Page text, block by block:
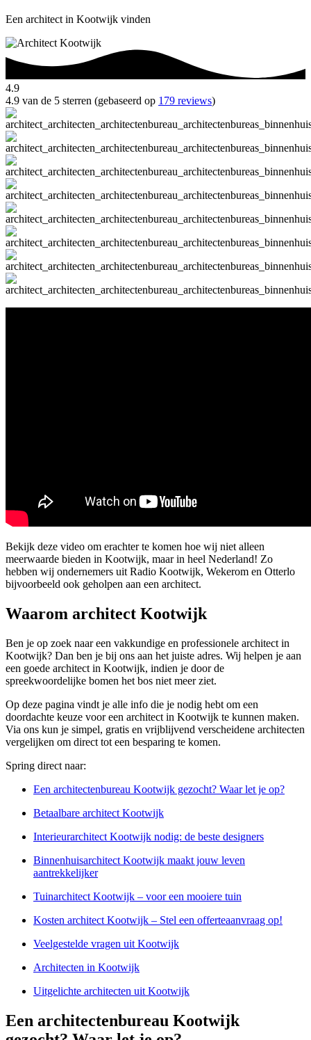
Een architect in Kootwijk vinden
4.9
4.9 van de 5 sterren (gebaseerd op 179 reviews)
Bekijk deze video om erachter te komen hoe wij niet alleen
meerwaarde bieden in Kootwijk, maar in heel Nederland! Zo
hebben wij ondernemers uit Radio Kootwijk, Wekerom en Otterlo
bijvoorbeeld ook geholpen aan een architect.
Waarom architect Kootwijk
Ben je op zoek naar een vakkundige en professionele architect in
Kootwijk? Dan ben je bij ons aan het juiste adres. Wij helpen je aan
een goede architect in Kootwijk, indien je door de
spreekwoordelijke bomen het bos niet meer ziet.
Op deze pagina vindt je alle info die je nodig hebt om een
doordachte keuze voor een architect in Kootwijk te kunnen maken.
Via ons kun je simpel, gratis en vrijblijvend verscheidene architecten
vergelijken om direct tot een besparing te komen.
Spring direct naar:
Een architectenbureau Kootwijk gezocht? Waar let je op?
Betaalbare architect Kootwijk
Interieurarchitect Kootwijk nodig: de beste designers
Binnenhuisarchitect Kootwijk maakt jouw leven
aantrekkelijker
Tuinarchitect Kootwijk – voor een mooiere tuin
Kosten architect Kootwijk – Stel een offerteaanvraag op!
Veelgestelde vragen uit Kootwijk
Architecten in Kootwijk
Uitgelichte architecten uit Kootwijk
Een architectenbureau Kootwijk